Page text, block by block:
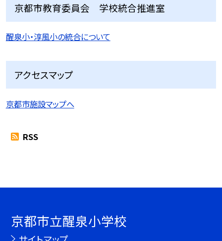
京都市教育委員会 学校統合推進室
醒泉小・淳風小の統合について
アクセスマップ
京都市施設マップへ
RSS
京都市立醒泉小学校